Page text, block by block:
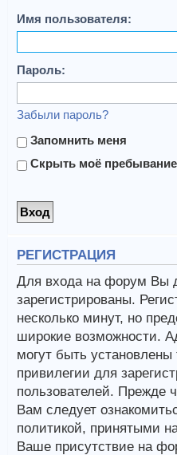
Имя пользователя:
Пароль:
Забыли пароль?
Запомнить меня
Скрыть моё
РЕГИСТРАЦИЯ
Для входа на форум Вы
зарегистрированы.
несколько минут, но
широкие возможности.
могут быть
привилегии для
пользователей. Прежде
Вам следует
политикой, принятыми
Ваше присутствие на